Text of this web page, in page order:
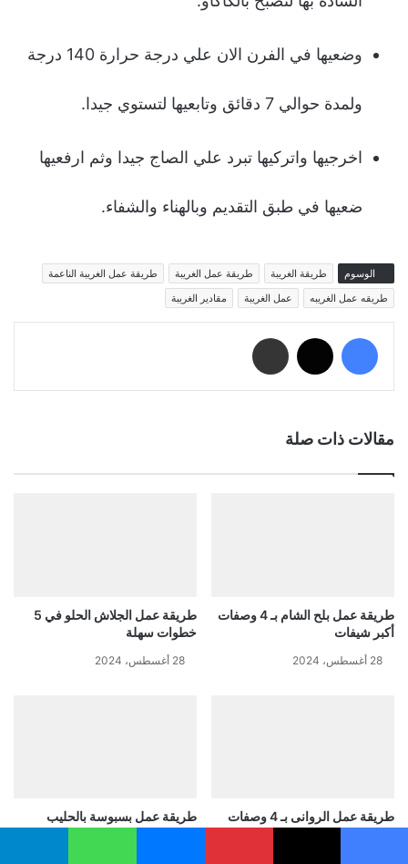
وضعيها في الفرن الان علي درجة حرارة 140 درجة
ولمدة حوالي 7 دقائق وتابعيها لتستوي جيدا.
اخرجيها واتركيها تبرد علي الصاج جيدا وثم ارفعيها
ضعيها في طبق التقديم وبالهناء والشفاء.
الوسوم طريقة الغريبة طريقة عمل الغريبة
طريقة عمل الغريبة الناعمة
طريقه عمل الغريبه
عمل الغريبة مقادير الغريبة
فيسبوك
مقالات ذات صلة
طريقة عمل بلح الشام بـ 4 وصفات
أكبر شيفات
28 أغسطس، 2024
طريقة عمل الجلاش الحلو في 5
خطوات سهلة
28 أغسطس، 2024
طريقة عمل الروانى بـ 4 وصفات
طريقة عمل بسبوسة بالحليب